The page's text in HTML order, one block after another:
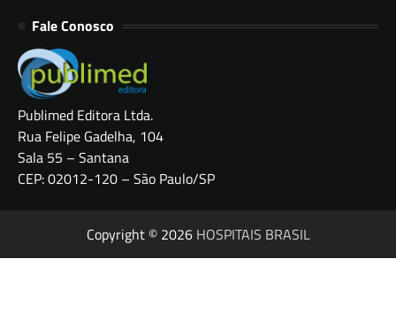
Fale Conosco
Publimed Editora Ltda.
Rua Felipe Gadelha, 104
Sala 55 – Santana
CEP: 02012-120 – São Paulo/SP
Copyright © 2026 HOSPITAIS BRASIL